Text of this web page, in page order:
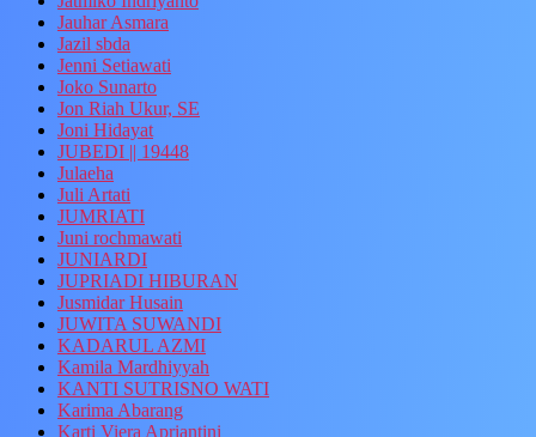
Jauhar Asmara
Jazil sbda
Jenni Setiawati
Joko Sunarto
Jon Riah Ukur, SE
Joni Hidayat
JUBEDI || 19448
Julaeha
Juli Artati
JUMRIATI
Juni rochmawati
JUNIARDI
JUPRIADI HIBURAN
Jusmidar Husain
JUWITA SUWANDI
KADARUL AZMI
Kamila Mardhiyyah
KANTI SUTRISNO WATI
Karima Abarang
Karti Viera Apriantini